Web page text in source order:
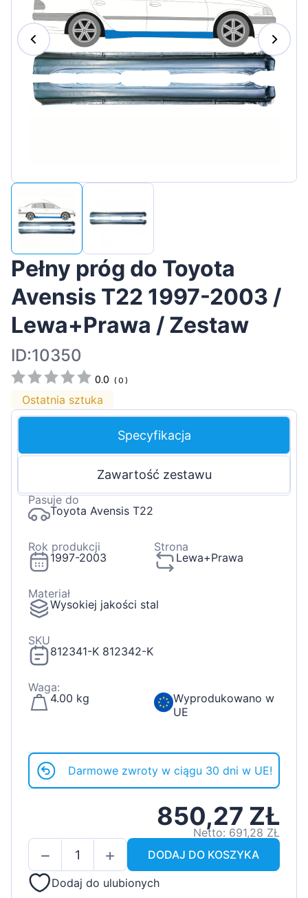
Magyar
Hrvatski
Português
Slovenian
Pełny próg do Toyota
Avensis T22 1997-2003 /
Lewa+Prawa / Zestaw
ID:10350
0.0 (0 )
Ostatnia sztuka
Specyfikacja
Zawartość zestawu
Pasuje do
Toyota Avensis T22
Rok produkcji
1997-2003
Strona
Lewa+Prawa
Materiał
Wysokiej jakości stal
SKU
812341-K 812342-K
Waga:
4.00 kg
Wyprodukowano w
UE
Darmowe zwroty w ciągu 30 dni w UE!
850,27 ZŁ
Netto: 691,28 ZŁ
DODAJ DO KOSZYKA
Dodaj do ulubionych